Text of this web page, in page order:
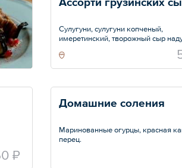
Сулугуни, сулугуни копченый,
имеретинский, творожный сыр
Вес — 330 г
₽
Домашние соления
Маринованные огурцы, красная
перец.